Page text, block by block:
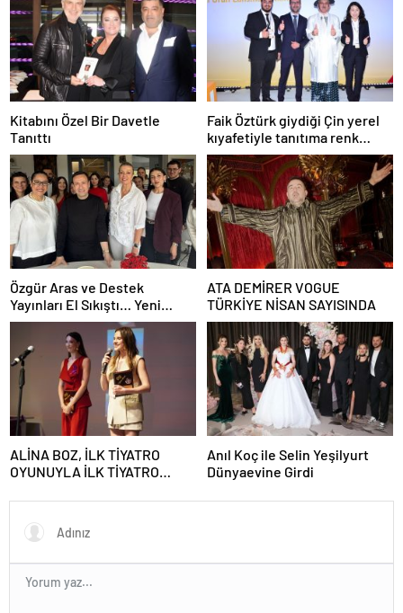
Kitabını Özel Bir Davetle
Tanıttı
Faik Öztürk giydiği Çin yerel
kıyafetiyle tanıtıma renk
kattı.
Özgür Aras ve Destek
Yayınları El Sıkıştı… Yeni
Kitap Haziran’da!
ATA DEMİRER VOGUE
TÜRKİYE NİSAN SAYISINDA
ALİNA BOZ, İLK TİYATRO
OYUNUYLA İLK TİYATRO
Anıl Koç ile Selin Yeşilyurt
Dünyaevine Girdi